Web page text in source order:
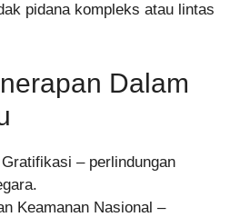
pidana kompleks atau lintas
Dalam
– perlindungan
Keamanan Nasional –